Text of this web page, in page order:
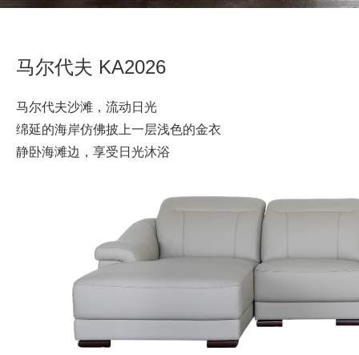
马尔代夫 KA2026
马尔代夫沙滩，流动日光
绵延的海岸仿佛披上一层浅色的金衣
静卧海滩边，享受日光沐浴